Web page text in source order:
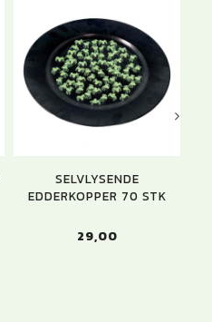
SELVLYSENDE
EDDERKOPPER 70 STK
29,00